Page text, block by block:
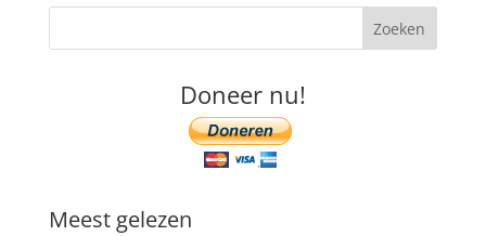
Doneer nu!
Meest gelezen